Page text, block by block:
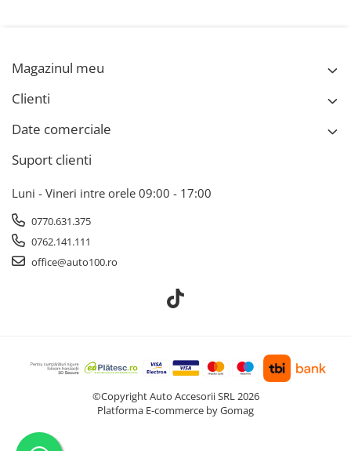
Magazinul meu
Clienti
Date comerciale
Suport clienti
Luni - Vineri intre orele 09:00 - 17:00
0770.631.375
0762.141.111
office@auto100.ro
©Copyright Auto Accesorii SRL 2026
Platforma E-commerce by Gomag